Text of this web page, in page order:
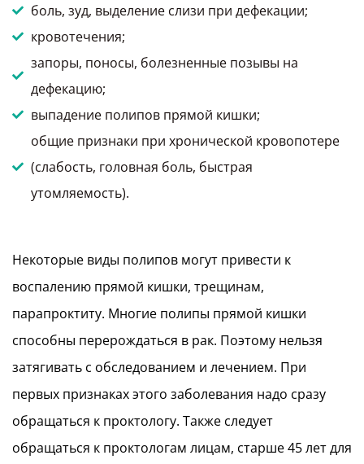
боль, зуд, выделение слизи при дефекации;
кровотечения;
запоры, поносы, болезненные позывы на
дефекацию;
выпадение полипов прямой кишки;
общие признаки при хронической кровопотере
(слабость, головная боль, быстрая
утомляемость).
Некоторые виды полипов могут привести к
воспалению прямой кишки, трещинам,
парапроктиту. Многие полипы прямой кишки
способны перерождаться в рак. Поэтому нельзя
затягивать с обследованием и лечением. При
первых признаках этого заболевания надо сразу
обращаться к проктологу. Также следует
обращаться к проктологам лицам, старше 45 лет для